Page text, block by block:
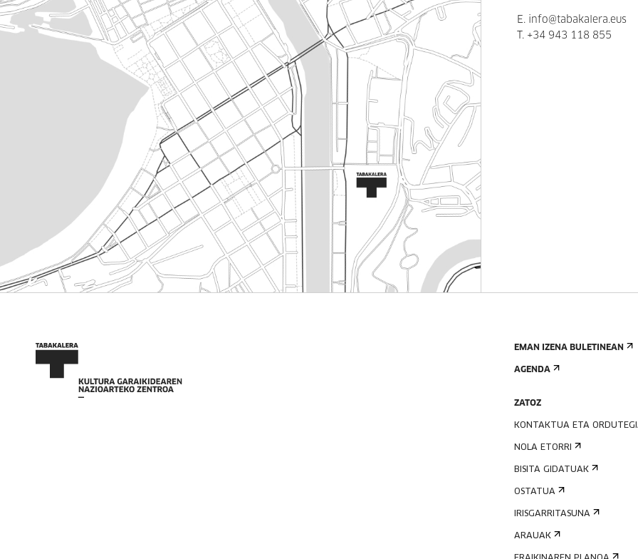
E.
info@tabakalera.eus
T. +34 943 118 855
EMAN IZENA BULETINEAN
AGENDA
ZATOZ
KONTAKTUA ETA
NOLA ETORRI
BISITA GIDATUAK
OSTATUA
IRISGARRITASUNA
ARAUAK